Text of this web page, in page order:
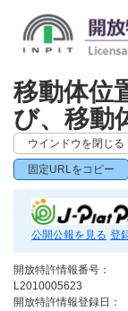
移動体位
び、移動
ウインドウを閉じる
固定URLをコピー
公開公報を見る 登
開放特許情報番号：
L2010005623
開放特許情報登録日：